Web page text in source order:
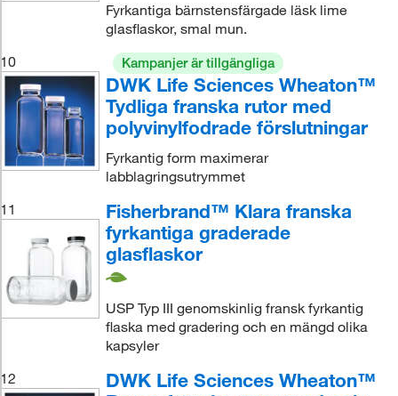
Fyrkantiga bärnstensfärgade läsk lime
glasflaskor, smal mun.
10
Kampanjer är tillgängliga
DWK Life Sciences Wheaton™
Tydliga franska rutor med
polyvinylfodrade förslutningar
Fyrkantig form maximerar
labblagringsutrymmet
11
Fisherbrand™ Klara franska
fyrkantiga graderade
glasflaskor
USP Typ III genomskinlig fransk fyrkantig
flaska med gradering och en mängd olika
kapsyler
12
DWK Life Sciences Wheaton™